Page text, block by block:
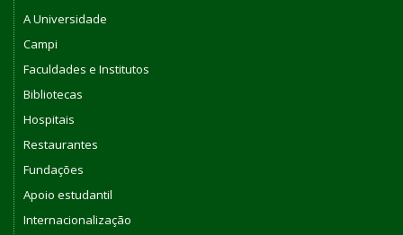
A Universidade
Campi
Faculdades e Institutos
Bibliotecas
Hospitais
Restaurantes
Fundações
Apoio estudantil
Internacionalização